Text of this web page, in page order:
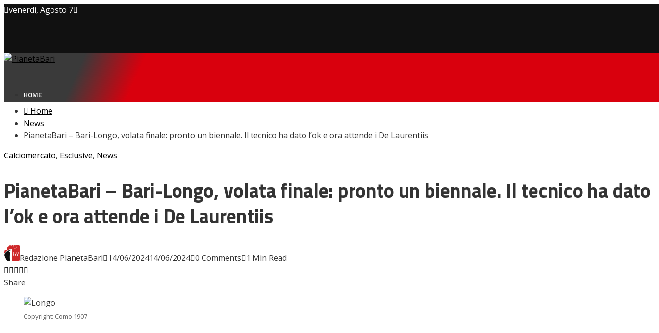
venerdì, Agosto 7
Cookie Policy
HOME
NEWS
Amarcord
Giovanili
Le pagelle
FOCUS
Home
News
PianetaBari – Bari-Longo, volata finale: pronto un biennale. Il tecnico ha dato l’ok e ora attende i De Laurentiis
Calciomercato, Esclusive, News
PianetaBari – Bari-Longo, volata finale: pronto un biennale. Il tecnico ha dato
l’ok e ora attende i De Laurentiis
Redazione PianetaBari 14/06/202414/06/2024 0 Comments 1 Min Read
Facebook
Twitter
LinkedIn
Pinterest
Stumbleupon
Share
Copyright: Como 1907